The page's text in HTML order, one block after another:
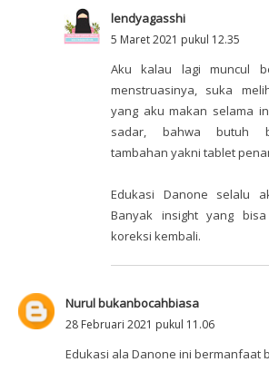
lendyagasshi
5 Maret 2021 pukul 12.35
Aku kalau lagi muncul
menstruasinya, suka
yang aku makan selama
sadar, bahwa butuh
tambahan yakni tablet
Edukasi Danone selalu
Banyak insight yang
koreksi kembali.
Nurul bukanbocahbiasa
28 Februari 2021 pukul 11.06
Edukasi ala Danone ini bermanfaat